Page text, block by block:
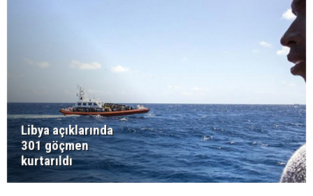
Libya açıklarında
301 göçmen
kurtarıldı